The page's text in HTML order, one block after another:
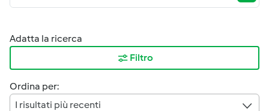
Adatta la ricerca
Filtro
Ordina per:
I risultati più recenti